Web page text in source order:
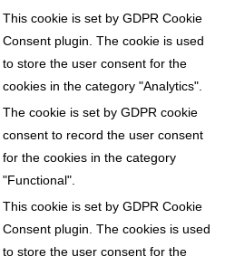
This cookie is set by GDPR Cookie
Consent plugin. The cookie is used
to store the user consent for the
cookies in the category "Analytics".
The cookie is set by GDPR cookie
consent to record the user consent
for the cookies in the category
"Functional".
This cookie is set by GDPR Cookie
Consent plugin. The cookies is used
to store the user consent for the